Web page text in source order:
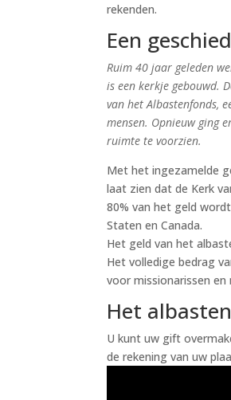
rekenden.
Een
Ruim 40 jaar geleden
is een kerkje gebouwd.
van het Albastenfonds,
mensen. Opnieuw ging
ruimte te voorzien.
Met het ingezamelde
laat zien dat de Kerk
80% van het geld
Staten en Canada.
Het geld van het
Het volledige bedrag
voor missionarissen en
Het
U kunt uw gift
de rekening van uw